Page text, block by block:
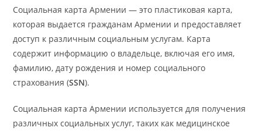
Социальная карта Армении — это пластиковая карта,
которая выдается гражданам Армении и предоставляет
доступ к различным социальным услугам. Карта
содержит информацию о владельце, включая его имя,
фамилию, дату рождения и номер социального
страхования (SSN).
Социальная карта Армении используется для получения
различных социальных услуг, таких как медицинское